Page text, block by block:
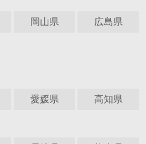
岡山県 広島県
愛媛県 高知県